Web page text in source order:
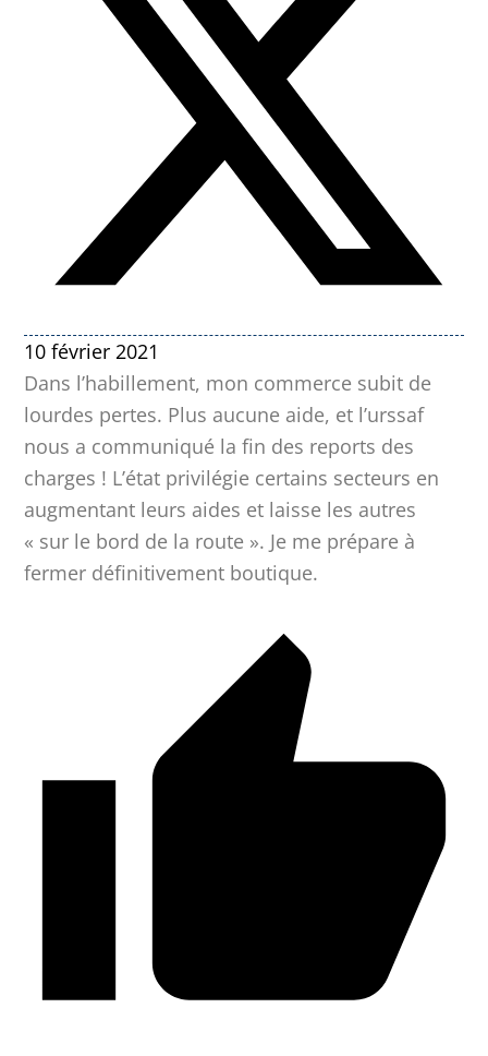
10 février 2021
Dans l’habillement, mon commerce subit de
lourdes pertes. Plus aucune aide, et l’urssaf
nous a communiqué la fin des reports des
charges ! L’état privilégie certains secteurs en
augmentant leurs aides et laisse les autres
« sur le bord de la route ». Je me prépare à
fermer définitivement boutique.